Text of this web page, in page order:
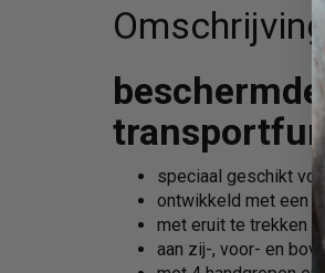
Omschrijving
speciaal geschikt
ontwikkeld met een
met eruit te trekken
aan zij-, voor- en